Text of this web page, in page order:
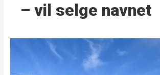
– vil selge navnet